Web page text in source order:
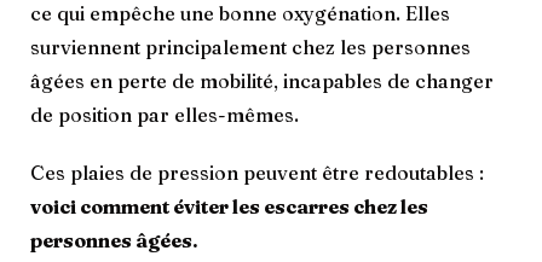
ce qui empêche une bonne oxygénation. Elles
surviennent principalement chez les personnes
âgées en perte de mobilité, incapables de changer
de position par elles-mêmes.
Ces plaies de pression peuvent être redoutables :
voici comment éviter les escarres chez les
personnes âgées.